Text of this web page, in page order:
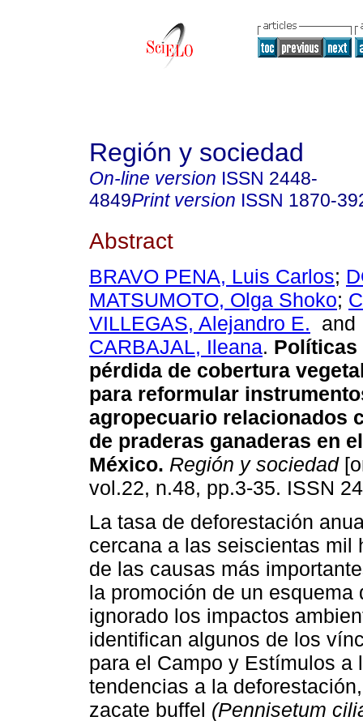
Región y sociedad
On-line version ISSN 2448-
4849Print version ISSN 1870-
Abstract
BRAVO PENA, Luis Carlos;
MATSUMOTO, Olga Shoko;
VILLEGAS, Alejandro E.
CARBAJAL, Ileana. Políticas
pérdida de cobertura
para reformular
agropecuario relacionados
de praderas ganaderas en
México. Región y sociedad
vol.22, n.48, pp.3-35. ISSN
La tasa de deforestación
cercana a las seiscientas mil
de las causas más
la promoción de un
ignorado los impactos
identifican algunos de los
para el Campo y Estímulos a
tendencias a la
zacate buffel (Pennisetum